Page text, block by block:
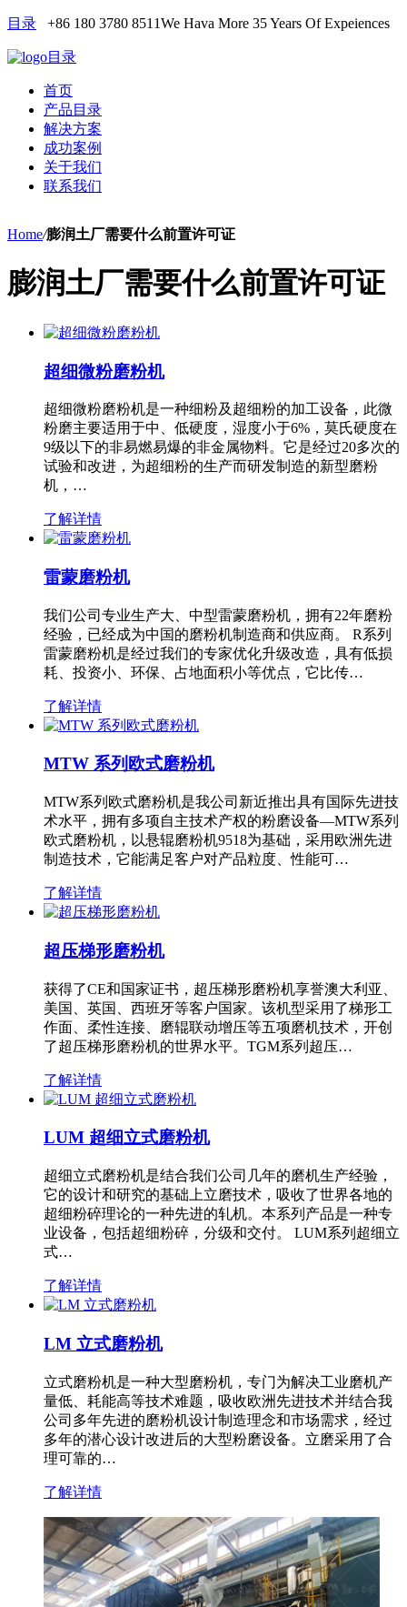
目录 +86 180 3780 8511We Hava More 35 Years Of Expeiences
目录
首页
产品目录
解决方案
成功案例
关于我们
联系我们
Home/膨润土厂需要什么前置许可证
膨润土厂需要什么前置许可证
超细微粉磨粉机
超细微粉磨粉机是一种细粉及超细粉的加工设备，此微
粉磨主要适用于中、低硬度，湿度小于6%，莫氏硬度在
9级以下的非易燃易爆的非金属物料。它是经过20多次的
试验和改进，为超细粉的生产而研发制造的新型磨粉
机，…
了解详情
雷蒙磨粉机
我们公司专业生产大、中型雷蒙磨粉机，拥有22年磨粉
经验，已经成为中国的磨粉机制造商和供应商。 R系列
雷蒙磨粉机是经过我们的专家优化升级改造，具有低损
耗、投资小、环保、占地面积小等优点，它比传…
了解详情
MTW 系列欧式磨粉机
MTW系列欧式磨粉机是我公司新近推出具有国际先进技
术水平，拥有多项自主技术产权的粉磨设备—MTW系列
欧式磨粉机，以悬辊磨粉机9518为基础，采用欧洲先进
制造技术，它能满足客户对产品粒度、性能可…
了解详情
超压梯形磨粉机
获得了CE和国家证书，超压梯形磨粉机享誉澳大利亚、
美国、英国、西班牙等客户国家。该机型采用了梯形工
作面、柔性连接、磨辊联动增压等五项磨机技术，开创
了超压梯形磨粉机的世界水平。TGM系列超压…
了解详情
LUM 超细立式磨粉机
超细立式磨粉机是结合我们公司几年的磨机生产经验，
它的设计和研究的基础上立磨技术，吸收了世界各地的
超细粉碎理论的一种先进的轧机。本系列产品是一种专
业设备，包括超细粉碎，分级和交付。 LUM系列超细立
式…
了解详情
LM 立式磨粉机
立式磨粉机是一种大型磨粉机，专门为解决工业磨机产
量低、耗能高等技术难题，吸收欧洲先进技术并结合我
公司多年先进的磨粉机设计制造理念和市场需求，经过
多年的潜心设计改进后的大型粉磨设备。立磨采用了合
理可靠的…
了解详情